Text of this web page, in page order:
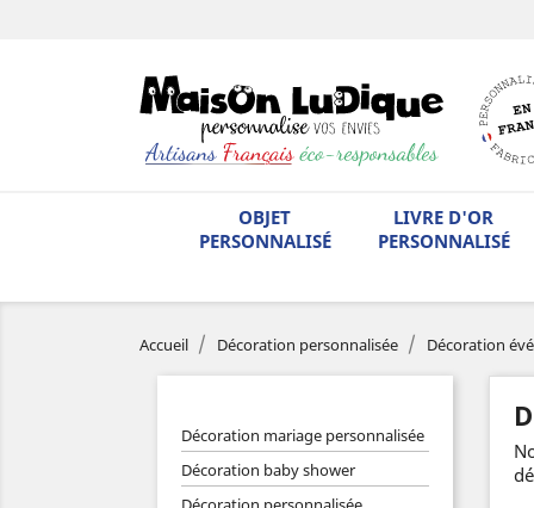
OBJET
PERSONNALISÉ
LIVRE D'OR
PERSONNALISÉ
Accueil Décoration personnalisée Décoration
Décoration mariage personnalisée
Décoration baby shower